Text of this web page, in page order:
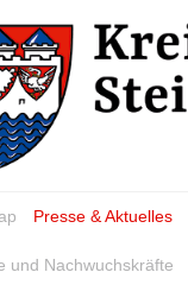
Presse & Aktuelles
und Nachwuchskräfte